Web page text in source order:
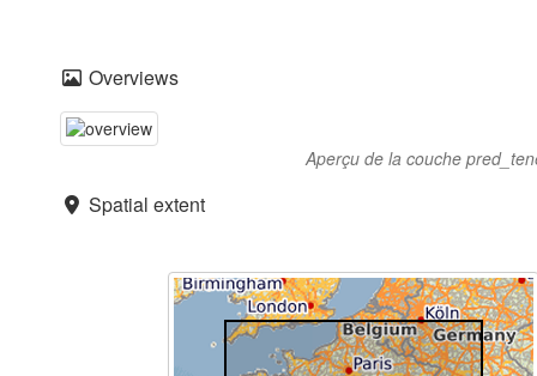
Overviews
Aperçu de la couche
Spatial extent